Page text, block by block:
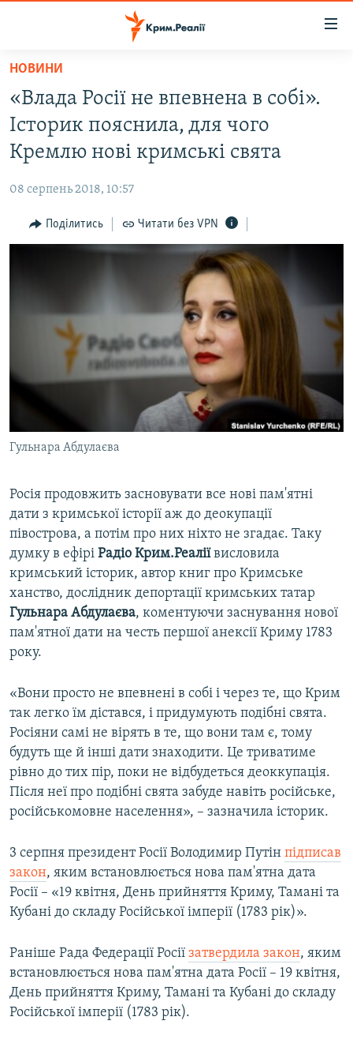
Перейти
основного
матеріалу
Перейти
до
основної
навігації
Перейти
до
ВОДА.КРИМ
ВІДЕО ТА ФОТО
БЛОГИ
ПОГЛЯД
СПЕЦПРОЕКТИ
ДЕПОРТАЦІЯ
ВІДЕОУРОКИ «ELIFBE»
УКРАЇНСЬКА ПРОБЛЕМА КРИМУ
ІНФОГРАФІКА
ЯК ОБІЙТИ БЛОКУВАННЯ
Русский
Qırımtatar
ДОЛУЧАЙСЯ!
Усі сайти RFE/RL
НОВИНИ
«Влада Росії не впевнена в собі».
Історик пояснила, для чого
Кремлю нові кримські свята
08 серпень 2018, 10:57
Поділитись Читати без VPN
Гульнара Абдулаєва
Росія продовжить засновувати все нові пам'ятні
дати з кримської історії аж до деокупації
півострова, а потім про них ніхто не згадає. Таку
думку в ефірі Радіо Крим.Реаліївисловила
кримський історик, автор книг про Кримське
ханство, дослідник депортації кримських татар
Гульнара Абдулаєва, коментуючи заснування нової
пам'ятної дати на честь першої анексії Криму 1783
року.
«Вони просто не впевнені в собі і через те, що Крим
так легко їм дістався, і придумують подібні свята.
Росіяни самі не вірять в те, що вони там є, тому
будуть ще й інші дати знаходити. Це триватиме
рівно до тих пір, поки не відбудеться деоккупація.
Після неї про подібні свята забуде навіть російське,
російськомовне населення», – зазначила історик.
3 серпня президент Росії Володимир Путін підписав
закон, яким встановлюється нова пам'ятна дата
Росії – «19 квітня, День прийняття Криму, Тамані та
Кубані до складу Російської імперії (1783 рік)».
Раніше Рада Федерації Росії затвердила закон, яким
встановлюється нова пам'ятна дата Росії – 19 квітня,
День прийняття Криму, Тамані та Кубані до складу
Російської імперії (1783 рік).